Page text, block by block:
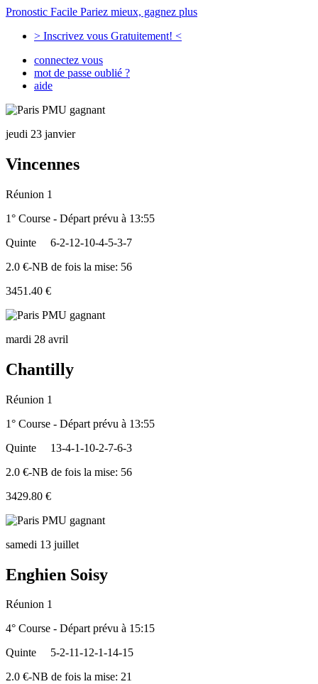
Pronostic Facile Pariez mieux, gagnez plus
> Inscrivez vous Gratuitement! <
connectez vous
mot de passe oublié ?
aide
jeudi 23 janvier
Vincennes
Réunion 1
1° Course - Départ prévu à 13:55
Quinte
6-2-12-10-4-5-3-7
2.0 €-NB de fois la mise: 56
3451.40 €
mardi 28 avril
Chantilly
Réunion 1
1° Course - Départ prévu à 13:55
Quinte
13-4-1-10-2-7-6-3
2.0 €-NB de fois la mise: 56
3429.80 €
samedi 13 juillet
Enghien Soisy
Réunion 1
4° Course - Départ prévu à 15:15
Quinte
5-2-11-12-1-14-15
2.0 €-NB de fois la mise: 21